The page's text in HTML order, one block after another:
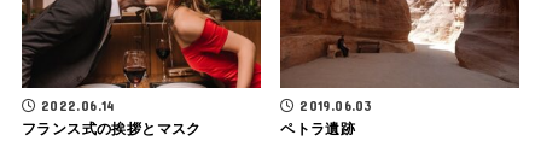
2022.06.14
フランス式の挨拶とマスク
2019.06.03
ペトラ遺跡